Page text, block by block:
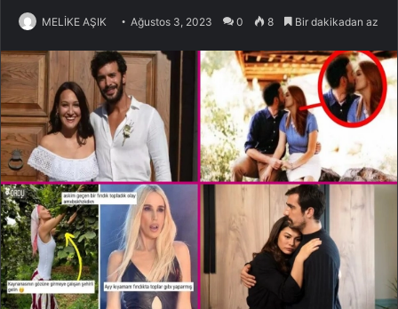
MELİKE AŞIK Ağustos 3, 2023 0 8 Bir dakikadan az